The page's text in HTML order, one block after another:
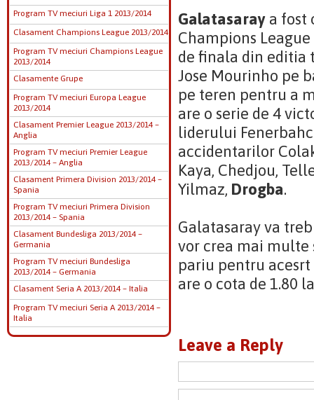
Program TV meciuri Liga 1 2013/2014
Clasament Champions League 2013/2014
Program TV meciuri Champions League
2013/2014
Clasamente Grupe
Program TV meciuri Europa League
2013/2014
Clasament Premier League 2013/2014 –
Anglia
Program TV meciuri Premier League
2013/2014 – Anglia
Clasament Primera Division 2013/2014 –
Spania
Program TV meciuri Primera Division
2013/2014 – Spania
Clasament Bundesliga 2013/2014 –
Germania
Program TV meciuri Bundesliga
2013/2014 – Germania
Clasament Seria A 2013/2014 – Italia
Program TV meciuri Seria A 2013/2014 –
Italia
Galatasaray a fost
Champions
de finala din editia
Jose Mourinho pe
pe teren pentru a
are o serie de 4
liderului
accidentarilor
Kaya, Chedjou,
Yilmaz, Drogba.
Galatasaray va
vor crea mai
pariu pentru
are o cota de 1.80
Leave a Reply